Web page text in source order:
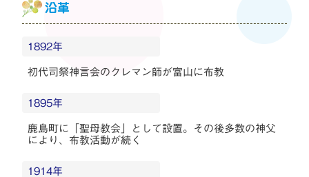
沿革
1892年
初代司祭神言会のクレマン師が富山に布教
1895年
鹿島町に「聖母教会」として設置。その後多数の神父
により、布教活動が続く
1914年